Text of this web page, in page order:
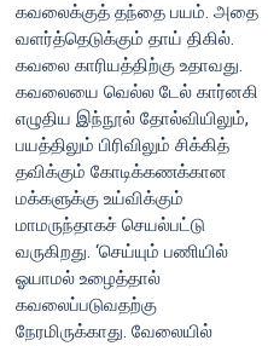
கவலைக்குத் தந்தை பயம். அதை
வளர்த்தெடுக்கும் தாய் திகில்.
கவலை காரியத்திற்கு உதாவது.
கவலையை வெல்ல டேல் கார்னகி
எழுதிய இந்நூல் தோல்வியிலும்,
பயத்திலும் பிரிவிலும் சிக்கித்
தவிக்கும் கோடிக்கணக்கான
மக்களுக்கு உய்விக்கும்
மாமருந்தாகச் செயல்பட்டு
வருகிறது. ‘செய்யும் பணியில்
ஓயாமல் உழைத்தால்
கவலைப்படுவதற்கு
நேரமிருக்காது. வேலையில்